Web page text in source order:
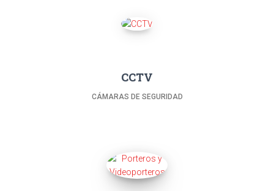
CCTV
CÁMARAS DE SEGURIDAD